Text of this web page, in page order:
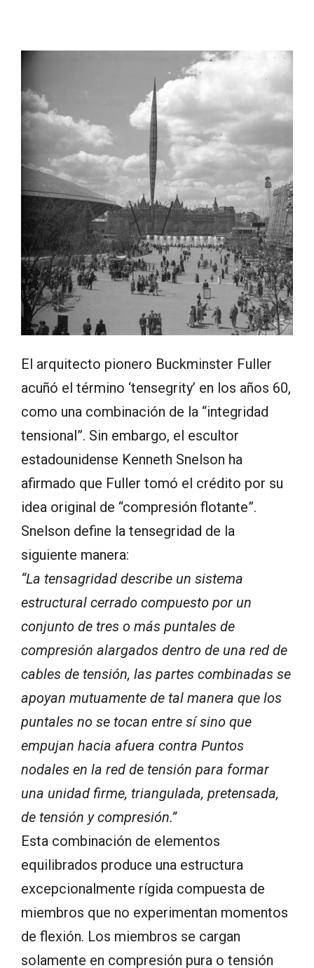
El arquitecto pionero Buckminster Fuller
acuñó el término ‘tensegrity’ en los años 60,
como una combinación de la “integridad
tensional”. Sin embargo, el escultor
estadounidense Kenneth Snelson ha
afirmado que Fuller tomó el crédito por su
idea original de “compresión flotante”.
Snelson define la tensegridad de la
siguiente manera:
“La tensagridad describe un sistema
estructural cerrado compuesto por un
conjunto de tres o más puntales de
compresión alargados dentro de una red de
cables de tensión, las partes combinadas se
apoyan mutuamente de tal manera que los
puntales no se tocan entre sí sino que
empujan hacia afuera contra Puntos
nodales en la red de tensión para formar
una unidad firme, triangulada, pretensada,
de tensión y compresión.”
Esta combinación de elementos
equilibrados produce una estructura
excepcionalmente rígida compuesta de
miembros que no experimentan momentos
de flexión. Los miembros se cargan
solamente en compresión pura o tensión